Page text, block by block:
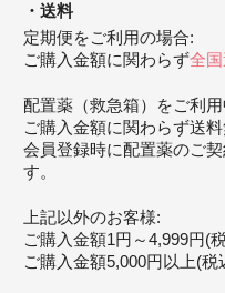
送料
定期便をご利用の場合:
ご購入金額に関わらず全
配置薬（救急箱）をご利
ご購入金額に関わらず送
会員登録時に配置薬のご
す。
上記以外のお客様:
ご購入金額1円～4,999円(
ご購入金額5,000円以上(税